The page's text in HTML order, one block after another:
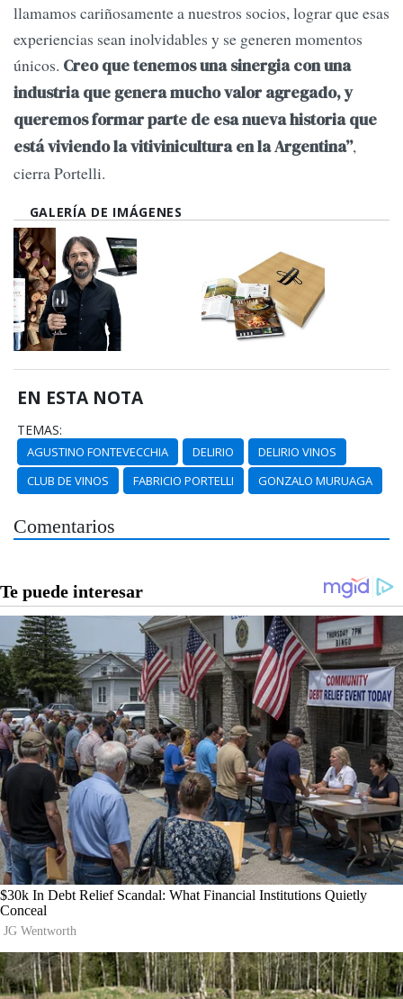
llamamos cariñosamente a nuestros socios, lograr que esas
experiencias sean inolvidables y se generen momentos
únicos. Creo que tenemos una sinergia con una
industria que genera mucho valor agregado, y
queremos formar parte de esa nueva historia que
está viviendo la vitivinicultura en la Argentina”,
cierra Portelli.
GALERÍA DE IMÁGENES
EN ESTA NOTA
TEMAS:
AGUSTINO FONTEVECCHIA DELIRIO
DELIRIO VINOS
CLUB DE VINOS
FABRICIO PORTELLI GONZALO MURUAGA
Comentarios